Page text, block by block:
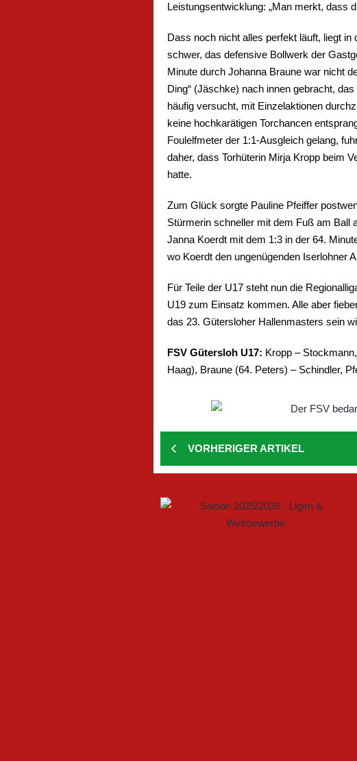
Leistungsentwicklung: „Man merkt, dass
Dass noch nicht alles perfekt läuft, liegt
schwer, das defensive Bollwerk der
Minute durch Johanna Braune war nicht
Ding“ (Jäschke) nach innen gebracht,
häufig versucht, mit Einzelaktionen
keine hochkarätigen Torchancen
Foulelfmeter der 1:1-Ausgleich gelang,
daher, dass Torhüterin Mirja Kropp beim
hatte.
Zum Glück sorgte Pauline Pfeiffer
Stürmerin schneller mit dem Fuß am Ball
Janna Koerdt mit dem 1:3 in der 64.
wo Koerdt den ungenügenden Iserlohner
Für Teile der U17 steht nun die
U19 zum Einsatz kommen. Alle aber
das 23. Gütersloher Hallenmasters sein
FSV Gütersloh U17: Kropp –
Haag), Braune (64. Peters) – Schindler,
VORHERIGER ARTIKEL